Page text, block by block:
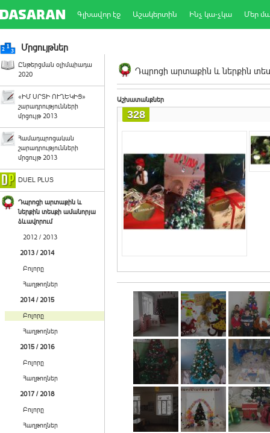
Գլխավոր էջ Աշակերտին Ինչ կա-չկա Մեր
Մրցույթներ
Ընթերցման օլիմպիադա
2020
«ԻՄ ՍՐՏԻ ՈՒՂԵԿԻՑ»
շարադրությունների
մրցույթ 2013
Համադպրոցական
շարադրությունների
մրցույթ 2013
DUEL PLUS
Դպրոցի արտաքին և
ներքին տեսքի ամանորյա
ձևավորում
2012 / 2013
2013 / 2014
Բոլորը
Հաղթողներ
2014 / 2015
Բոլորը
Հաղթողներ
2015 / 2016
Բոլորը
Հաղթողներ
2017 / 2018
Բոլորը
Հաղթողներ
Դպրոցի արտաքին և ներքին
Աշխատանքներ
328